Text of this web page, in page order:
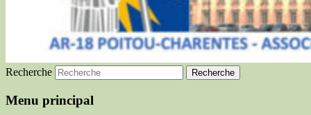
Recherche
Menu principal